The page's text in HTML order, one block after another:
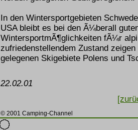
In den Wintersportgebieten
USA bleibt es bei den Ã¼berall
WintersportmÃ¶glichkeiten fÃ¼r
zufriedenstellendem Zustand
gelegenen Skigebiete Polens und
22.02.01
© 2001 Camping-Channel